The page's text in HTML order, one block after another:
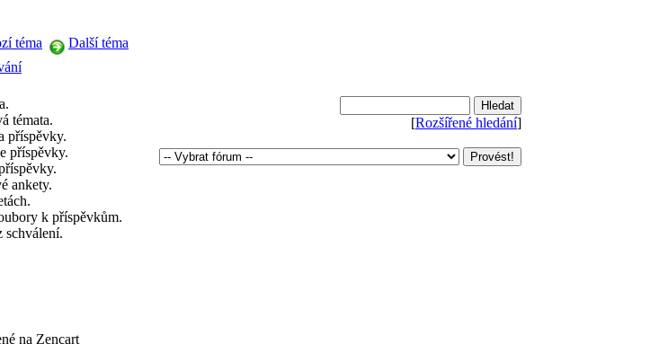
téma
Další téma
témata.
příspěvky.
příspěvky.
ankety.
k příspěvkům.
schválení.
[Rozšířené hledání]
na Zencart